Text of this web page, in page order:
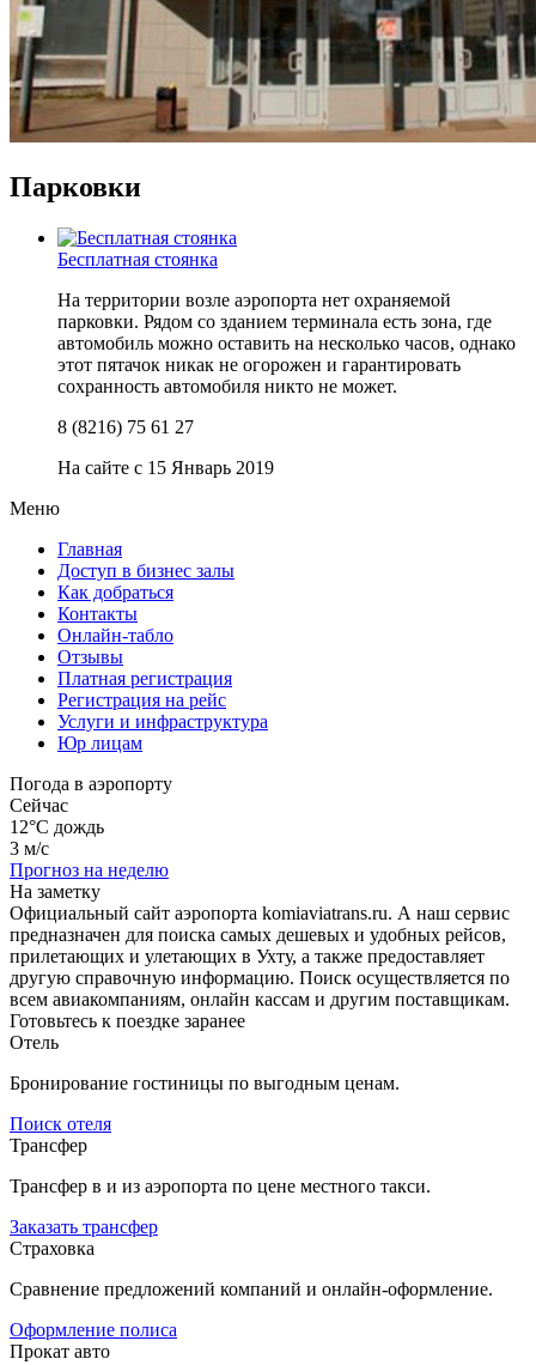
Парковки
Бесплатная стоянка
На территории возле аэропорта нет охраняемой
парковки. Рядом со зданием терминала есть зона, где
автомобиль можно оставить на несколько часов, однако
этот пятачок никак не огорожен и гарантировать
сохранность автомобиля никто не может.
8 (8216) 75 61 27
На сайте с 15 Январь 2019
Меню
Главная
Доступ в бизнес залы
Как добраться
Контакты
Онлайн-табло
Отзывы
Платная регистрация
Регистрация на рейс
Услуги и инфраструктура
Юр лицам
Погода в аэропорту
Сейчас
12°C дождь
3 м/с
Прогноз на неделю
На заметку
Официальный сайт аэропорта komiaviatrans.ru. А наш сервис
предназначен для поиска самых дешевых и удобных рейсов,
прилетающих и улетающих в Ухту, а также предоставляет
другую справочную информацию. Поиск осуществляется по
всем авиакомпаниям, онлайн кассам и другим поставщикам.
Готовьтесь к поездке заранее
Отель
Бронирование гостиницы по выгодным ценам.
Поиск отеля
Трансфер
Трансфер в и из аэропорта по цене местного такси.
Заказать трансфер
Страховка
Сравнение предложений компаний и онлайн-оформление.
Оформление полиса
Прокат авто